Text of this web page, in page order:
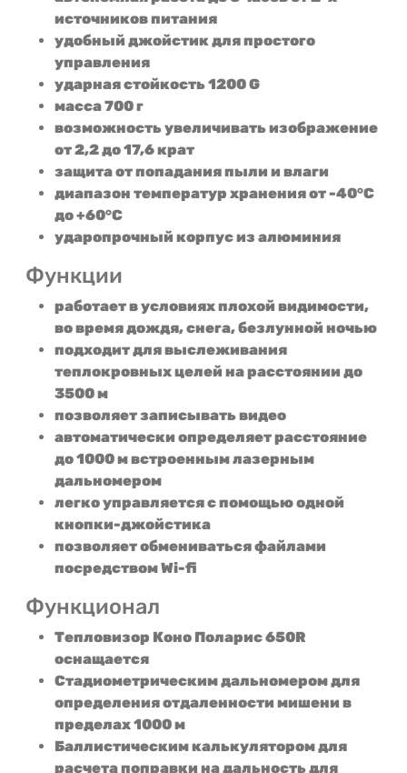
источников питания
удобный джойстик для простого
управления
ударная стойкость 1200 G
масса 700 г
возможность увеличивать изображение
от 2,2 до 17,6 крат
защита от попадания пыли и влаги
диапазон температур хранения от -40°C
до +60°C
ударопрочный корпус из алюминия
Функции
работает в условиях плохой видимости,
во время дождя, снега, безлунной ночью
подходит для выслеживания
теплокровных целей на расстоянии до
3500 м
позволяет записывать видео
автоматически определяет расстояние
до 1000 м встроеннымлазерным
дальномером
легко управляется с помощью одной
кнопки-джойстика
позволяет обмениваться файлами
посредством Wi-fi
Функционал
Тепловизор Коно Поларис 650R
оснащается
Стадиометрическим дальномером для
определения отдаленности мишени в
пределах 1000 м
Баллистическим калькулятором для
расчета поправки на дальность для